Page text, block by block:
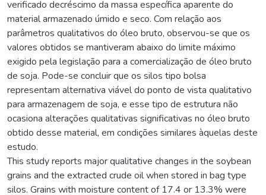
verificado decréscimo da massa específica aparente do
material armazenado úmido e seco. Com relação aos
parâmetros qualitativos do óleo bruto, observou-se que os
valores obtidos se mantiveram abaixo do limite máximo
exigido pela legislação para a comercialização de óleo bruto
de soja. Pode-se concluir que os silos tipo bolsa
representam alternativa viável do ponto de vista qualitativo
para armazenagem de soja, e esse tipo de estrutura não
ocasiona alterações qualitativas significativas no óleo bruto
obtido desse material, em condições similares àquelas deste
estudo.
This study reports major qualitative changes in the soybean
grains and the extracted crude oil when stored in bag type
silos. Grains with moisture content of 17.4 or 13.3% were